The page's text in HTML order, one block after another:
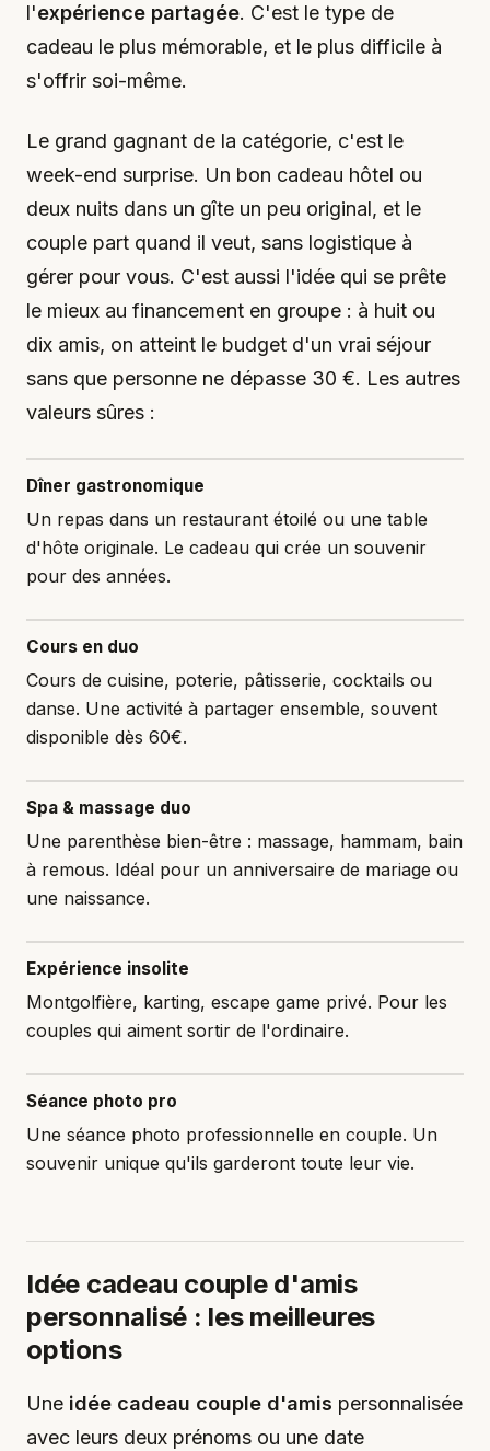
l'expérience partagée. C'est le type de
cadeau le plus mémorable, et le plus difficile à
s'offrir soi-même.
Le grand gagnant de la catégorie, c'est le
week-end surprise. Un bon cadeau hôtel ou
deux nuits dans un gîte un peu original, et le
couple part quand il veut, sans logistique à
gérer pour vous. C'est aussi l'idée qui se prête
le mieux au financement en groupe : à huit ou
dix amis, on atteint le budget d'un vrai séjour
sans que personne ne dépasse 30 €. Les autres
valeurs sûres :
Dîner gastronomique
Un repas dans un restaurant étoilé ou une table
d'hôte originale. Le cadeau qui crée un souvenir
pour des années.
Cours en duo
Cours de cuisine, poterie, pâtisserie, cocktails ou
danse. Une activité à partager ensemble, souvent
disponible dès 60€.
Spa & massage duo
Une parenthèse bien-être : massage, hammam, bain
à remous. Idéal pour un anniversaire de mariage ou
une naissance.
Expérience insolite
Montgolfière, karting, escape game privé. Pour les
couples qui aiment sortir de l'ordinaire.
Séance photo pro
Une séance photo professionnelle en couple. Un
souvenir unique qu'ils garderont toute leur vie.
Idée cadeau couple d'amis
personnalisé : les meilleures
options
Une idée cadeau couple d'amis personnalisée
avec leurs deux prénoms ou une date